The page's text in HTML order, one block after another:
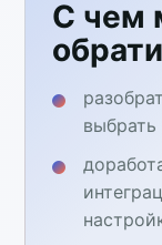
С чем